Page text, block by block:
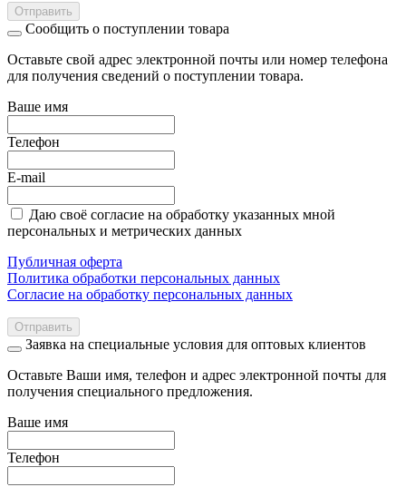
Отправить
Сообщить о поступлении товара
Оставьте свой адрес электронной почты или номер телефона
для получения сведений о поступлении товара.
Ваше имя
Телефон
E-mail
Даю своё согласие на обработку указанных мной
персональных и метрических данных
Публичная оферта
Политика обработки персональных данных
Согласие на обработку персональных данных
Отправить
Заявка на специальные условия для оптовых клиентов
Оставьте Ваши имя, телефон и адрес электронной почты для
получения специального предложения.
Ваше имя
Телефон